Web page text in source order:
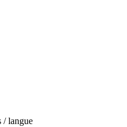
/ langue